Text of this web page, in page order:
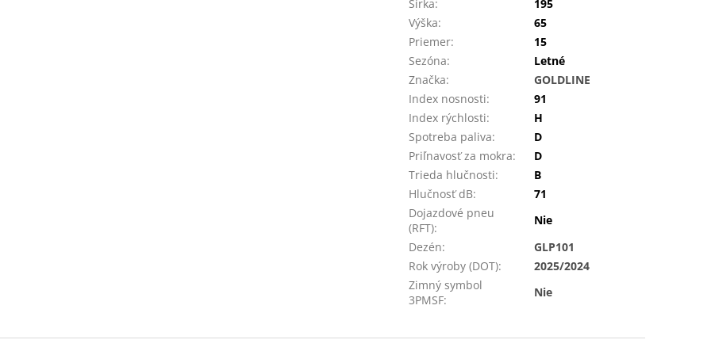
Šírka:
195
Výška:
65
Priemer:
15
Sezóna:
Letné
Značka:
GOLDLINE
Index nosnosti:
91
Index rýchlosti:
H
Spotreba paliva:
D
Priľnavosť za mokra:
D
Trieda hlučnosti:
B
Hlučnosť dB:
71
Dojazdové pneu
(RFT):
Nie
Dezén:
GLP101
Rok výroby (DOT):
2025/2024
Zimný symbol
3PMSF:
Nie